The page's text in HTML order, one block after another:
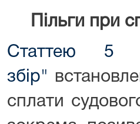
Пільги при
Статтею 5
збір"
сплати